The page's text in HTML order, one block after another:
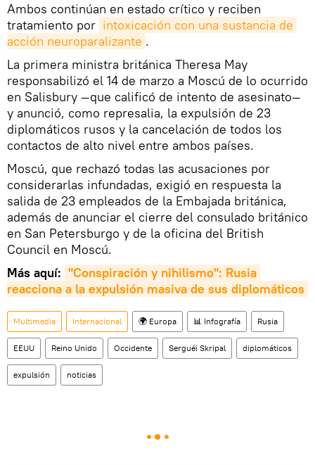
Ambos continúan en estado crítico y reciben
tratamiento por intoxicación con una sustancia de
acción neuroparalizante .
La primera ministra británica Theresa May
responsabilizó el 14 de marzo a Moscú de lo ocurrido
en Salisbury —que calificó de intento de asesinato—
y anunció, como represalia, la expulsión de 23
diplomáticos rusos y la cancelación de todos los
contactos de alto nivel entre ambos países.
Moscú, que rechazó todas las acusaciones por
considerarlas infundadas, exigió en respuesta la
salida de 23 empleados de la Embajada británica,
además de anunciar el cierre del consulado británico
en San Petersburgo y de la oficina del British
Council en Moscú.
Más aquí: "Conspiración y nihilismo": Rusia
reacciona a la expulsión masiva de sus diplomáticos
Multimedia Internacional 🌍 Europa 📊 Infografía Rusia
EEUU Reino Unido Occidente Serguéi Skripal diplomáticos
expulsión noticias